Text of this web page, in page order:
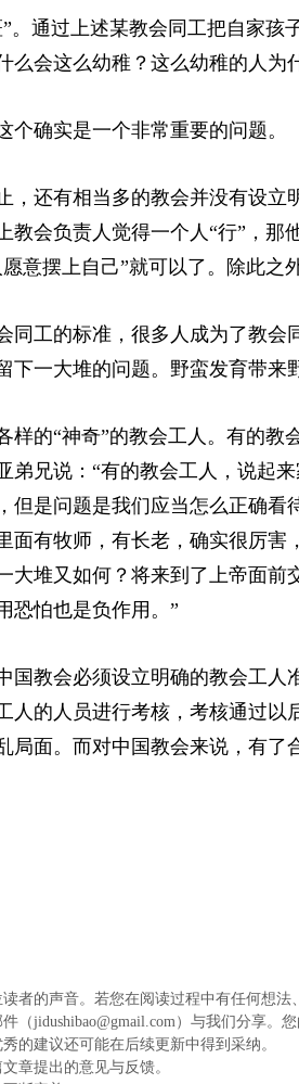
。通过上述某教会同工把自家
会这么幼稚？这么幼稚的人为
确实是一个非常重要的问题。
，还有相当多的教会并没有设
教会负责人觉得一个人“行”，那
意摆上自己”就可以了。除此之
同工的标准，很多人成为了教
下一大堆的问题。野蛮发育带来
样的“神奇”的教会工人。有的
弟兄说：“有的教会工人，说起
但是问题是我们应当怎么正确
面有牧师，有长老，确实很厉
大堆又如何？将来到了上帝面
恐怕也是负作用。”
国教会必须设立明确的教会工
人的人员进行考核，考核通过
局面。而对中国教会来说，有
者的声音。若您在阅读过程中有任何想
（jidushibao@gmail.com）与我们分享
的建议还可能在后续更新中得到采纳。
章提出的意见与反馈。